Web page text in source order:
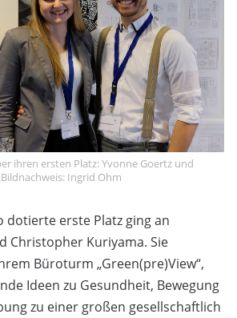
ihren ersten Platz: Yvonne Goertz und
Ingrid Ohm
dotierte erste Platz ging an
Christopher Kuriyama. Sie
Büroturm „Green(pre)View“,
Ideen zu Gesundheit, Bewegung
zu einer großen gesellschaftlich